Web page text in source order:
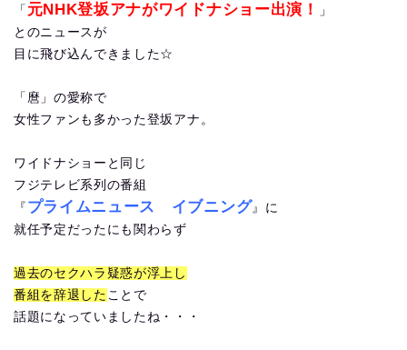
「 元NHK登坂アナがワイドナショー出演！
」
とのニュースが
目に飛び込んできました☆
「麿」の愛称で
女性ファンも多かった登坂アナ。
ワイドナショーと同じ
フジテレビ系列の番組
『 プライムニュース イブニング』に
就任予定だったにも関わらず
過去のセクハラ疑惑が浮上し
番組を辞退した ことで
話題になっていましたね・・・